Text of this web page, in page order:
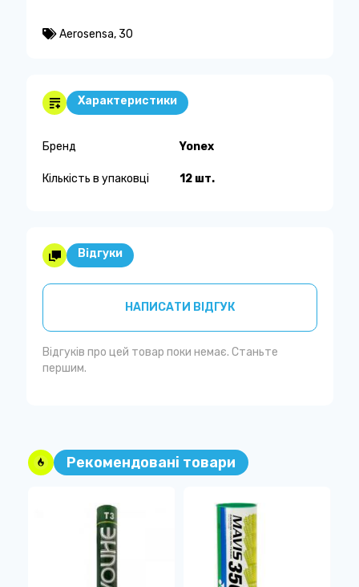
Aerosensa, 30
Характеристики
Бренд Yonex
Кількість в упаковці 12 шт.
Відгуки
НАПИСАТИ ВІДГУК
Відгуків про цей товар поки немає. Станьте
першим.
Рекомендовані товари